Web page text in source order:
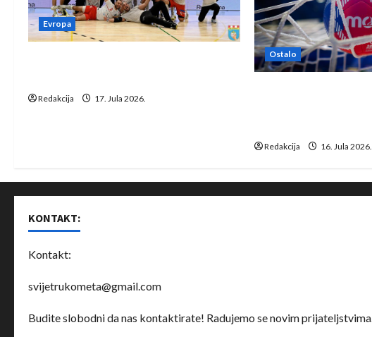
Evropa
Redakcija 17. Jula 2026.
Ostalo
Redakcija 16. Jula 2026.
KONTAKT:
Kontakt:
svijetrukometa@gmail.com
Budite slobodni da nas kontaktirate! Radujemo se novim prijateljstvima.